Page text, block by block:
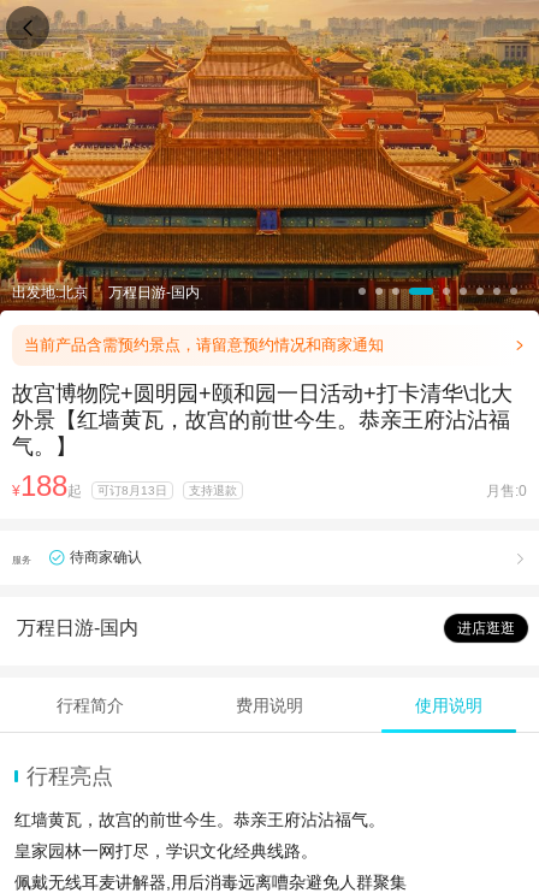
出发地:北京 万程日游-国内
当前产品含需预约景点，请留意预约情况和商家通知 
故宫博物院+圆明园+颐和园一日活动+打卡清华\北大
外景【红墙黄瓦，故宫的前世今生。恭亲王府沾沾福
气。】
¥188起 可订8月13日 支持退款 月售:0
服务 待商家确认 
万程日游-国内 进店逛逛
行程简介 费用说明 使用说明
行程亮点
红墙黄瓦，故宫的前世今生。恭亲王府沾沾福气。
皇家园林一网打尽，学识文化经典线路。
佩戴无线耳麦讲解器,用后消毒远离嘈杂避免人群聚集
